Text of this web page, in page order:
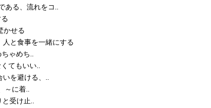
ある、流れをコ..
かせる
人と食事を一緒にする
ゃめち..
てもいい..
いを避ける、..
～に着..
と受け止..